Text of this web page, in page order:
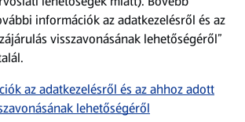
az interneten!
Magyarország applikációt!
információk az adatkezelésről és az
visszavonásának lehetőségéről”
az adatkezelésről és az ahhoz adott
lehetőségéről